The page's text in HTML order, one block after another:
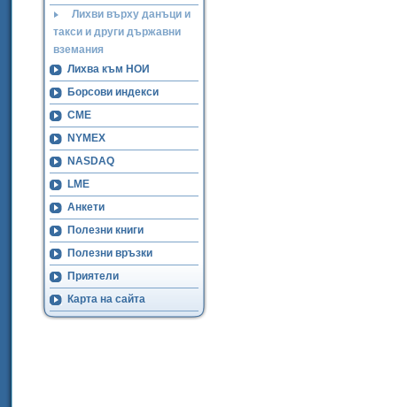
Лихви върху данъци и
такси и други държавни
вземания
Лихва към НОИ
Борсови индекси
CME
NYMEX
NASDAQ
LME
Анкети
Полезни книги
Полезни връзки
Приятели
Карта на сайта